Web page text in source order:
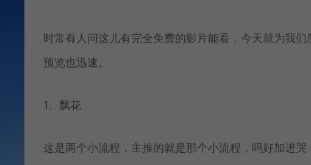
时常有人问这儿有完全免费的影片能看，今天就为我
预览也迅速。
1、飘花
这是两个小流程，主推的就是那个小流程，吗好加进